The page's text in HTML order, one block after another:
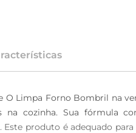
Limpa Forno Bombril na
cozinha. Sua fórmula
produto é adequado para